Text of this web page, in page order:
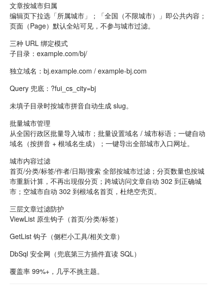
文章按城市归属
编辑页下拉选「所属城市」；「全国（不限城市）」即公共内容；
页面（Page）默认全站可见，不参与城市过滤。
三种 URL 绑定模式
子目录：example.com/bj/
独立域名：bj.example.com / example-bj.com
Query 兜底：?fui_cs_city=bj
未填子目录时按城市拼音自动生成 slug。
批量城市管理
从全国行政区批量导入城市；批量设置域名 / 城市标语；一键自动
域名（按拼音 + 根域名生成）；一键导出全部城市入口网址。
城市内容过滤
首页/分类/标签/作者/日期/搜索 全部按城市过滤；分页数量也按城
市重新计算，不再出现假分页；跨城访问文章自动 302 到正确城
市；空城市自动 302 到根域名首页，杜绝空壳页。
三层文章过滤防护
ViewList 原生钩子（首页/分类/标签）
GetList 钩子（侧栏小工具/相关文章）
DbSql 安全网（兜底第三方插件直读 SQL）
覆盖率 99%+，几乎不挑主题。